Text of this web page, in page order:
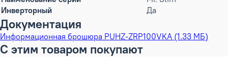
Инверторный
Да
Документация
Информационная брошюра PUHZ-ZRP100VKA (1.33 МБ)
С этим товаром покупают